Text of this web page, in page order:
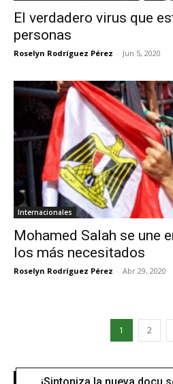
El verdadero virus que
personas
Roselyn Rodríguez Pérez - Jun 5, 2020
Internacionales
Mohamed Salah se une
los más necesitados
Roselyn Rodríguez Pérez - Abr 29, 2020
1 2